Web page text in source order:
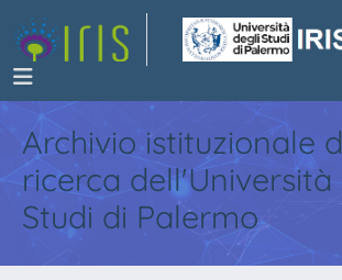
Archivio istituzionale
ricerca dell'Università
Studi di Palermo